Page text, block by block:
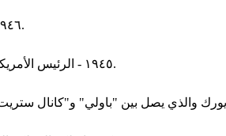
١٩٤٦ - جلاء القوات العسكرية الأجنبية نهائيا عن لبنان.
١٩٤٥ - الرئيس الأمريكي هاري ترومان يعلن نهاية الحرب العالمية الثانية.